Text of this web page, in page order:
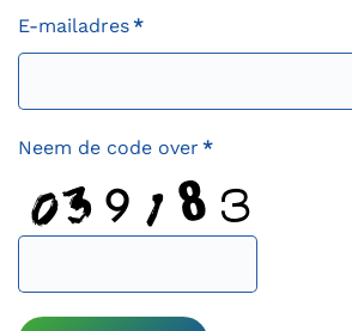
E-mailadres*
Neem de code over *